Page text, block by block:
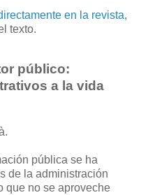
en la revista,
texto.
público:
a la vida
pública se ha
de la administración
que no se aproveche